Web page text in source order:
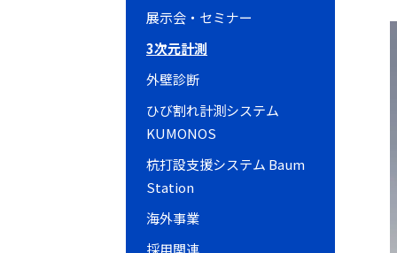
展示会・セミナー
3次元計測
外壁診断
ひび割れ計測システム
KUMONOS
杭打設支援システム Baum
Station
海外事業
採用関連